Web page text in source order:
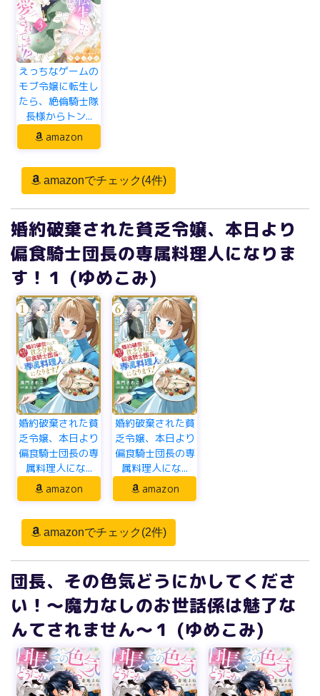
えっちなゲームの
モブ令嬢に転生し
たら、絶倫騎士隊
長様からトン...
amazon
amazonでチェック(4件)
婚約破棄された貧乏令嬢、本日より
偏食騎士団長の専属料理人になりま
す！１ (ゆめこみ)
婚約破棄された貧
乏令嬢、本日より
偏食騎士団長の専
属料理人にな...
amazon
婚約破棄された貧
乏令嬢、本日より
偏食騎士団長の専
属料理人にな...
amazon
amazonでチェック(2件)
団長、その色気どうにかしてくださ
い！～魔力なしのお世話係は魅了な
んてされません～１ (ゆめこみ)